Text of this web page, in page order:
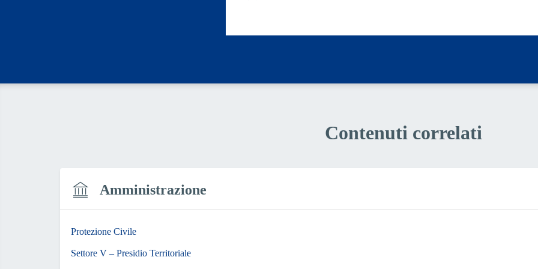
Contenuti correlati
Amministrazione
Protezione Civile
Settore V – Presidio Territoriale